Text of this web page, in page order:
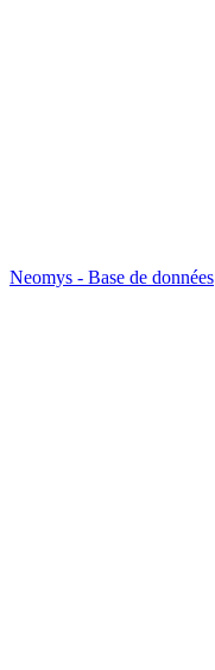
Neomys - Base de données